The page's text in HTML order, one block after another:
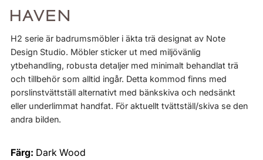
H2 serie är badrumsmöbler i äkta trä designat av Note
Design Studio. Möbler sticker ut med miljövänlig
ytbehandling, robusta detaljer med minimalt behandlat trä
och tillbehör som alltid ingår. Detta kommod finns med
porslinstvättställ alternativt med bänkskiva och nedsänkt
eller underlimmat handfat. För aktuellt tvättställ/skiva se den
andra bilden.
Färg: Dark Wood